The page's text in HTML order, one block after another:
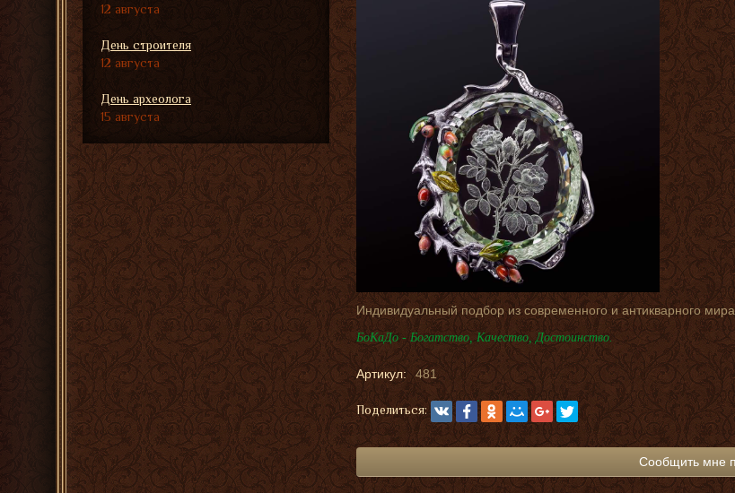
Индивидуальный подбор из современного и антикварного
БоКаДо - Богатство, Качество, Достоинство.
Артикул: 481
Поделиться:
Сообщить мне
12 августа
День строителя
12 августа
День археолога
15 августа